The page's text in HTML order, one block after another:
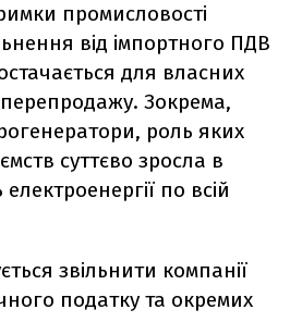
промисловості
від імпортного ПДВ
для власних
Зокрема,
роль яких
суттєво зросла в
по всій
звільнити компанії
податку та окремих